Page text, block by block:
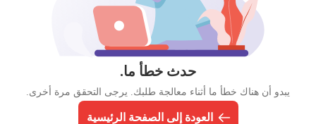
حدث خطأ ما.
يبدو أن هناك خطأ ما أثناء معالجة طلبك. يرجى التحقق مرة أخرى.
العودة إلى الصفحة الرئيسية